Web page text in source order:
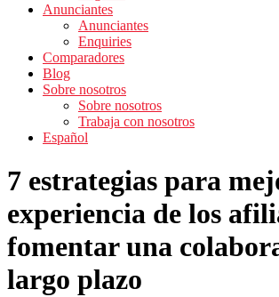
Anunciantes
Anunciantes
Enquiries
Comparadores
Blog
Sobre nosotros
Sobre nosotros
Trabaja con nosotros
Español
7 estrategias para
experiencia de los
fomentar una
largo plazo